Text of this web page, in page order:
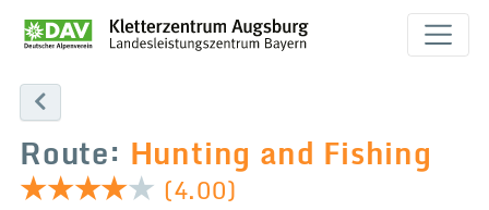
Route: Hunting and Fishing
(4.00)